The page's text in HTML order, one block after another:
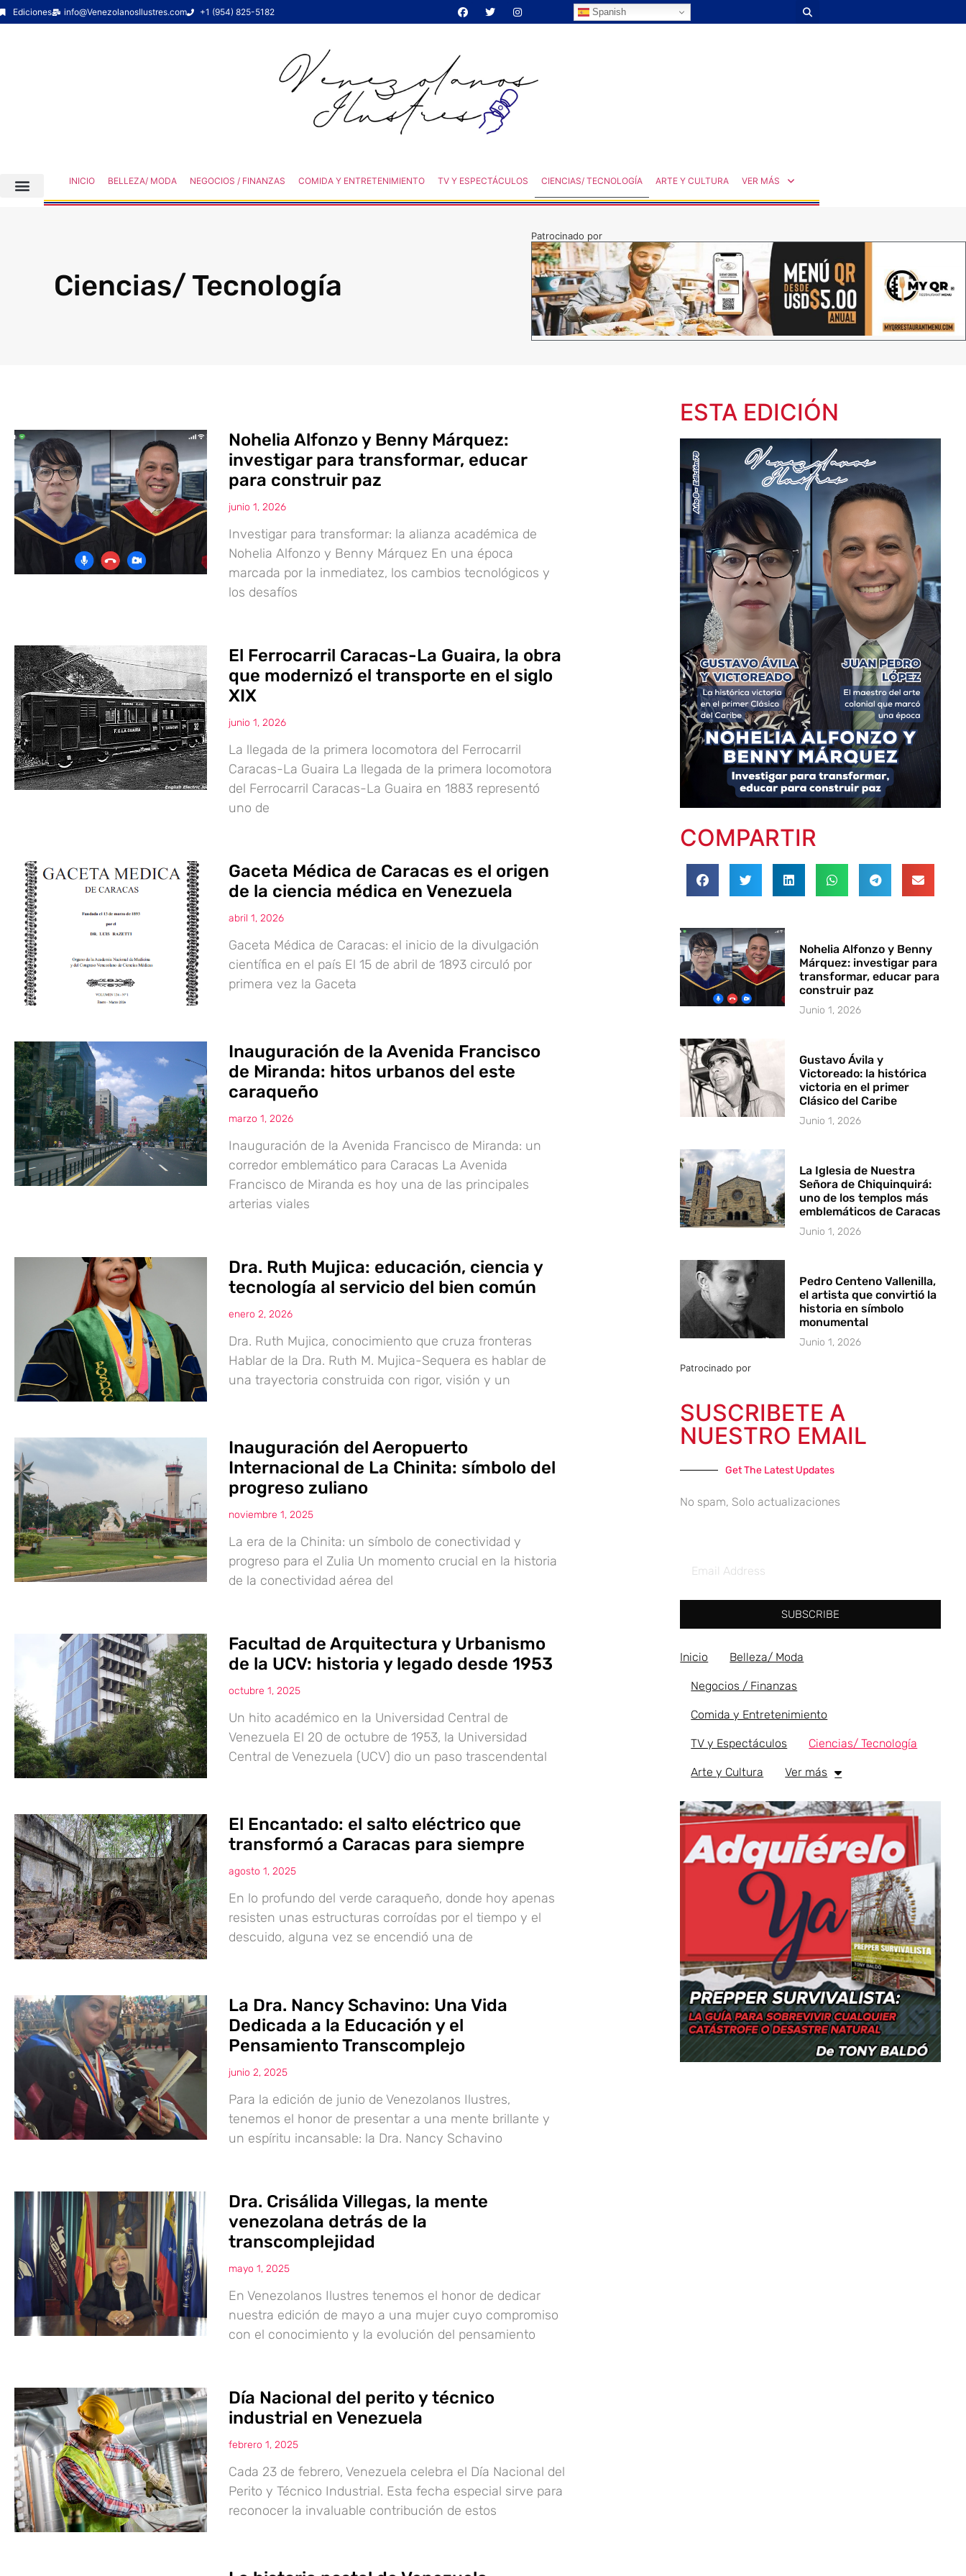
Ediciones info@VenezolanosIlustres.com +1 (954) 825-5182 Spanish
INICIO BELLEZA/ MODA NEGOCIOS / FINANZAS COMIDA Y ENTRETENIMIENTO TV Y ESPECTÁCULOS CIENCIAS/ TECNOLOGÍA ARTE Y CULTURA VER MÁS
Ciencias/ Tecnología
Patrocinado por
Nohelia Alfonzo y Benny Márquez:
investigar para transformar, educar
para construir paz
junio 1, 2026
Investigar para transformar: la alianza académica de
Nohelia Alfonzo y Benny Márquez En una época
marcada por la inmediatez, los cambios tecnológicos y
los desafíos
El Ferrocarril Caracas-La Guaira, la obra
que modernizó el transporte en el siglo
XIX
junio 1, 2026
La llegada de la primera locomotora del Ferrocarril
Caracas-La Guaira La llegada de la primera locomotora
del Ferrocarril Caracas-La Guaira en 1883 representó
uno de
Gaceta Médica de Caracas es el origen
de la ciencia médica en Venezuela
abril 1, 2026
Gaceta Médica de Caracas: el inicio de la divulgación
científica en el país El 15 de abril de 1893 circuló por
primera vez la Gaceta
Inauguración de la Avenida Francisco
de Miranda: hitos urbanos del este
caraqueño
marzo 1, 2026
Inauguración de la Avenida Francisco de Miranda: un
corredor emblemático para Caracas La Avenida
Francisco de Miranda es hoy una de las principales
arterias viales
Dra. Ruth Mujica: educación, ciencia y
tecnología al servicio del bien común
enero 2, 2026
Dra. Ruth Mujica, conocimiento que cruza fronteras
Hablar de la Dra. Ruth M. Mujica-Sequera es hablar de
una trayectoria construida con rigor, visión y un
Inauguración del Aeropuerto
Internacional de La Chinita: símbolo del
progreso zuliano
noviembre 1, 2025
La era de la Chinita: un símbolo de conectividad y
progreso para el Zulia Un momento crucial en la historia
de la conectividad aérea del
Facultad de Arquitectura y Urbanismo
de la UCV: historia y legado desde 1953
octubre 1, 2025
Un hito académico en la Universidad Central de
Venezuela El 20 de octubre de 1953, la Universidad
Central de Venezuela (UCV) dio un paso trascendental
El Encantado: el salto eléctrico que
transformó a Caracas para siempre
agosto 1, 2025
En lo profundo del verde caraqueño, donde hoy apenas
resisten unas estructuras corroídas por el tiempo y el
descuido, alguna vez se encendió una de
La Dra. Nancy Schavino: Una Vida
Dedicada a la Educación y el
Pensamiento Transcomplejo
junio 2, 2025
Para la edición de junio de Venezolanos Ilustres,
tenemos el honor de presentar a una mente brillante y
un espíritu incansable: la Dra. Nancy Schavino
Dra. Crisálida Villegas, la mente
venezolana detrás de la
transcomplejidad
mayo 1, 2025
En Venezolanos Ilustres tenemos el honor de dedicar
nuestra edición de mayo a una mujer cuyo compromiso
con el conocimiento y la evolución del pensamiento
Día Nacional del perito y técnico
industrial en Venezuela
febrero 1, 2025
Cada 23 de febrero, Venezuela celebra el Día Nacional del
Perito y Técnico Industrial. Esta fecha especial sirve para
reconocer la invaluable contribución de estos
ESTA EDICIÓN
COMPARTIR
Nohelia Alfonzo y Benny
Márquez: investigar para
transformar, educar para
construir paz
Junio 1, 2026
Gustavo Ávila y
Victoreado: la histórica
victoria en el primer
Clásico del Caribe
Junio 1, 2026
La Iglesia de Nuestra
Señora de Chiquinquirá:
uno de los templos más
emblemáticos de Caracas
Junio 1, 2026
Pedro Centeno Vallenilla,
el artista que convirtió la
historia en símbolo
monumental
Junio 1, 2026
Patrocinado por
SUSCRIBETE A
NUESTRO EMAIL
Get The Latest Updates
No spam, Solo actualizaciones
SUBSCRIBE
Inicio Belleza/ Moda
Negocios / Finanzas
Comida y Entretenimiento
TV y Espectáculos Ciencias/ Tecnología
Arte y Cultura Ver más